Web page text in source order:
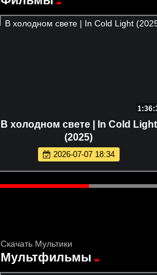
В холодном свете | In Cold Light
(2025)
2026-07-07 18:34
Скачать Мультики
Мультфильмы